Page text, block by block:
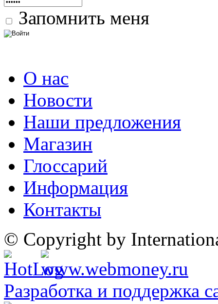
Запомнить меня
О нас
Новости
Наши предложения
Магазин
Глоссарий
Информация
Контакты
© Copyright by
Разработка и поддержка